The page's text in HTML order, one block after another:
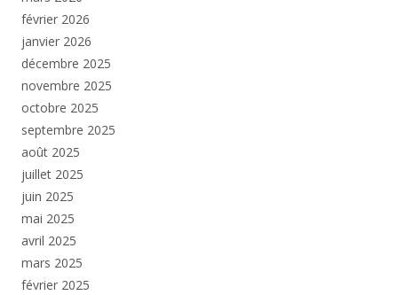
février 2026
janvier 2026
décembre 2025
novembre 2025
octobre 2025
septembre 2025
août 2025
juillet 2025
juin 2025
mai 2025
avril 2025
mars 2025
février 2025